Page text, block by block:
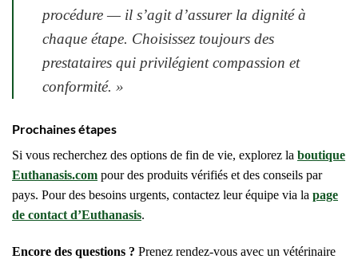
procédure — il s’agit d’assurer la dignité à
chaque étape. Choisissez toujours des
prestataires qui privilégient compassion et
conformité. »
Prochaines étapes
Si vous recherchez des options de fin de vie, explorez la boutique
Euthanasis.com pour des produits vérifiés et des conseils par
pays. Pour des besoins urgents, contactez leur équipe via la page
de contact d’Euthanasis.
Encore des questions ? Prenez rendez-vous avec un vétérinaire